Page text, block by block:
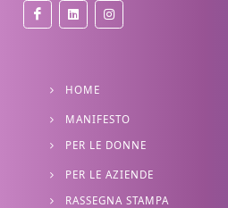
HOME
MANIFESTO
PER LE DONNE
PER LE AZIENDE
RASSEGNA STAMPA